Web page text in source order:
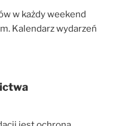
w każdy weekend
Kalendarz wydarzeń